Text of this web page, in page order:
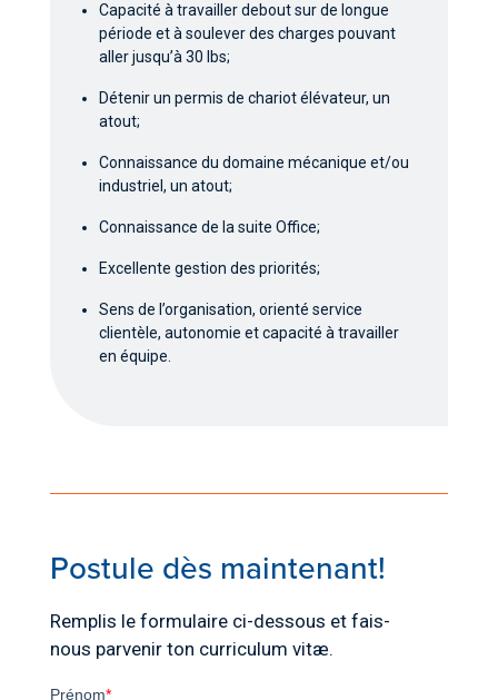
Capacité à travailler debout sur de longue
période et à soulever des charges pouvant
aller jusqu’à 30 lbs;
Détenir un permis de chariot élévateur, un
atout;
Connaissance du domaine mécanique et/ou
industriel, un atout;
Connaissance de la suite Office;
Excellente gestion des priorités;
Sens de l’organisation, orienté service
clientèle, autonomie et capacité à travailler
en équipe.
Postule dès maintenant!
Remplis le formulaire ci-dessous et fais-
nous parvenir ton curriculum vitæ.